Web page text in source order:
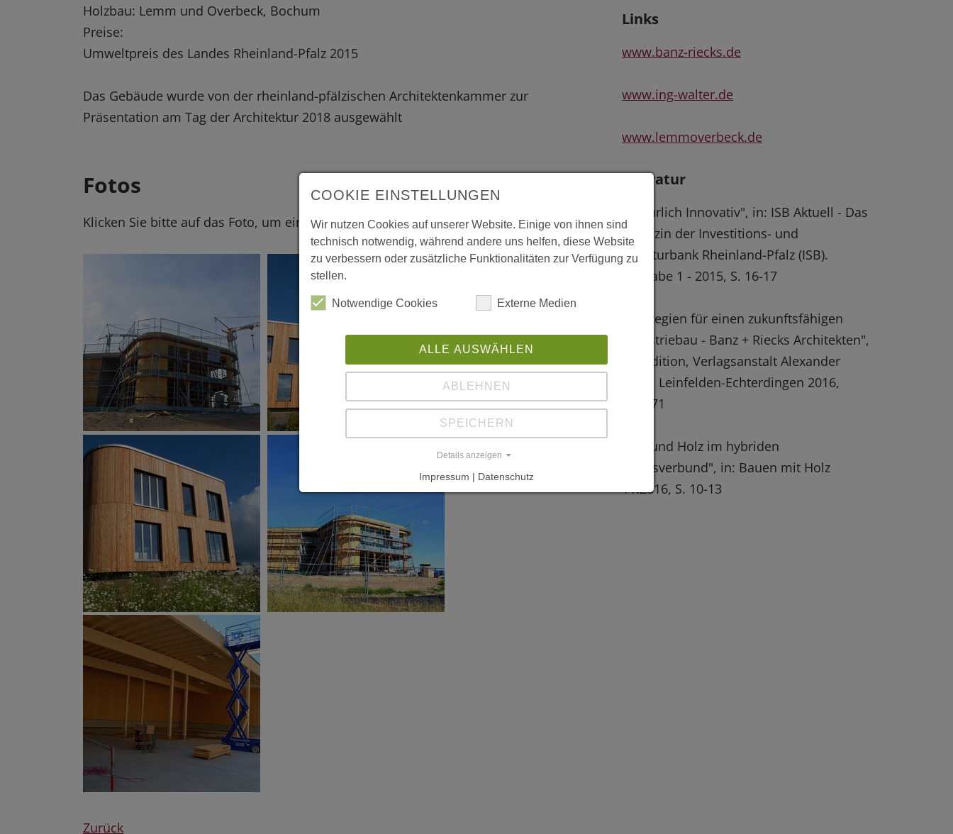
Holzbau: Lemm und Overbeck, Bochum
Preise:
Umweltpreis des Landes Rheinland-Pfalz 2015
Das Gebäude wurde von der rheinland-pfälzischen Architektenkammer zur
Präsentation am Tag der Architektur 2018 ausgewählt
Fotos
Klicken Sie bitte auf das Foto, um eine vergrößerte Darstellung zu erhalten.
Zurück
Links
www.banz-riecks.de
www.ing-walter.de
www.lemmoverbeck.de
Literatur
"Natürlich Innovativ", in: ISB Aktuell - Das
Magazin der Investitions- und
Strukturbank Rheinland-Pfalz (ISB).
Ausgabe 1 - 2015, S. 16-17
"Strategien für einen zukunftsfähigen
Industriebau - Banz + Riecks Architekten",
AIT Edition, Verlagsanstalt Alexander
Koch, Leinfelden-Echterdingen 2016,
S.68-71
"Bio und Holz im hybriden
Werksverbund", in: Bauen mit Holz
11.2016, S. 10-13
COOKIE EINSTELLUNGEN
Wir nutzen Cookies auf unserer Website. Einige von ihnen sind
technisch notwendig, während andere uns helfen, diese Website
zu verbessern oder zusätzliche Funktionalitäten zur Verfügung zu
stellen.
Notwendige Cookies Externe Medien
ALLE AUSWÄHLEN
ABLEHNEN
SPEICHERN
Details anzeigen
Impressum | Datenschutz